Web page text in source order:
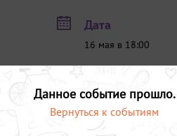
Дата
16 мая в 18:00
Данное событие прошло.
Вернуться к событиям